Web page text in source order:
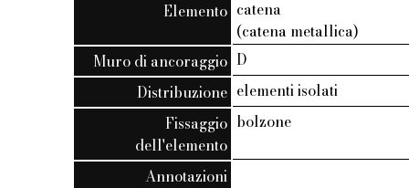
Elemento catena
(catena metallica)
Muro di ancoraggio D
Distribuzione elementi isolati
Fissaggio
dell'elemento
bolzone
Annotazioni